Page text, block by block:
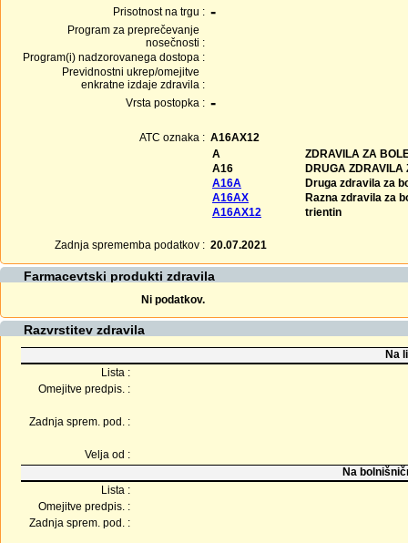
Prisotnost na trgu : -
Program za preprečevanje
nosečnosti :
Program(i) nadzorovanega dostopa :
Previdnostni ukrep/omejitve
enkratne izdaje zdravila :
Vrsta postopka : -
ATC oznaka : A16AX12
A
ZDRAVILA ZA
A16
DRUGA ZDRAVILA
A16A
Druga zdravila za
A16AX
Razna zdravila za
A16AX12
trientin
Zadnja sprememba podatkov : 20.07.2021
Farmacevtski produkti zdravila
Ni podatkov.
Razvrstitev zdravila
Na
Lista :
Omejitve predpis. :
Zadnja sprem. pod. :
Velja od :
Na
Lista :
Omejitve predpis. :
Zadnja sprem. pod. :